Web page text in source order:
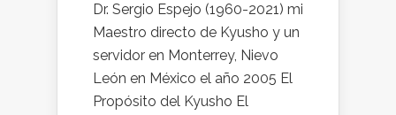
Dr. Sergio Espejo (1960-2021) mi
Maestro directo de Kyusho y un
servidor en Monterrey, Nievo
León en México el año 2005 El
Propósito del Kyusho El